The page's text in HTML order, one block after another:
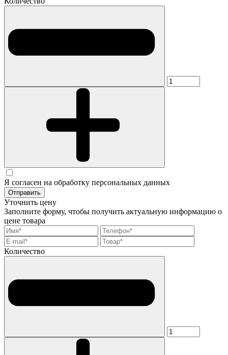
Я согласен на обработку персональных данных
Отправить
Уточнить цену
Заполните форму, чтобы получить актуальную информацию о
цене товара
Количество